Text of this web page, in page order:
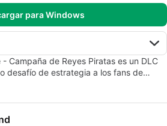
para Windows
Campaña de Reyes Piratas es un DLC
desafío de estrategia a los fans de…